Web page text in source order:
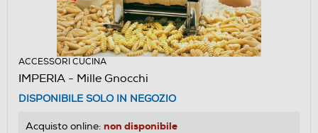
ACCESSORI CUCINA
IMPERIA - Mille Gnocchi
DISPONIBILE SOLO IN NEGOZIO
Acquisto online: non disponibile